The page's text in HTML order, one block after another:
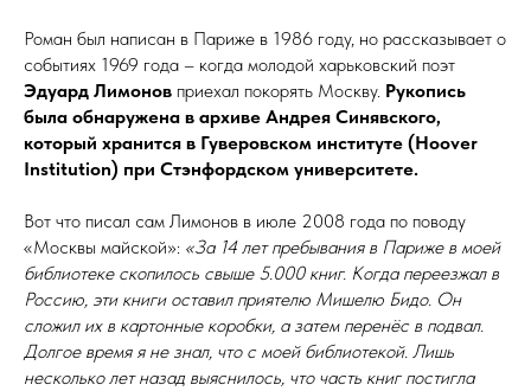
Роман был написан в Париже в 1986 году, но рассказывает о
событиях 1969 года – когда молодой харьковский поэт
Эдуард Лимонов приехал покорять Москву. Рукопись
была обнаружена в архиве Андрея Синявского,
который хранится в Гуверовском институте (Hoover
Institution) при Стэнфордском университете.
Вот что писал сам Лимонов в июле 2008 года по поводу
«Москвы майской»: «За 14 лет пребывания в Париже в моей
библиотеке скопилось свыше 5.000 книг. Когда переезжал в
Россию, эти книги оставил приятелю Мишелю Бидо. Он
сложил их в картонные коробки, а затем перенёс в подвал.
Долгое время я не знал, что с моей библиотекой. Лишь
несколько лет назад выяснилось, что часть книг постигла